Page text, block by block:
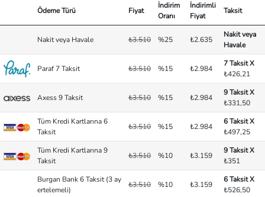
Ödeme Türü Fiyat
İndirim
Oranı
İndirimli
Fiyat
Taksit
Nakit veya Havale ₺3.510 %25 ₺2.635
Nakit veya
Havale
Paraf 7 Taksit ₺3.510 %15 ₺2.984
7 Taksit X
₺426,21
Axess 9 Taksit ₺3.510 %15 ₺2.984
9 Taksit X
₺331,50
Tüm Kredi Kartlarına 6
Taksit
₺3.510 %15 ₺2.984
6 Taksit X
₺497,25
Tüm Kredi Kartlarına 9
Taksit
₺3.510 %10 ₺3.159
9 Taksit X
₺351
Burgan Bank 6 Taksit (3 ay
ertelemeli)
₺3.510 %10 ₺3.159
6 Taksit X
₺526,50